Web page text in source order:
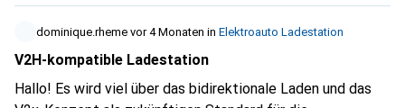
dominique.rheme vor 4 Monaten in Elektroauto Ladestation
V2H-kompatible Ladestation
Hallo! Es wird viel über das bidirektionale Laden und das